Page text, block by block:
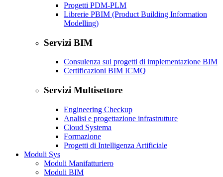
Progetti PDM-PLM
Librerie PBIM (Product Building Information
Modelling)
Servizi BIM
Consulenza sui progetti di implementazione BIM
Certificazioni BIM ICMQ
Servizi Multisettore
Engineering Checkup
Analisi e progettazione infrastrutture
Cloud Systema
Formazione
Progetti di Intelligenza Artificiale
Moduli Sys
Moduli Manifatturiero
Moduli BIM